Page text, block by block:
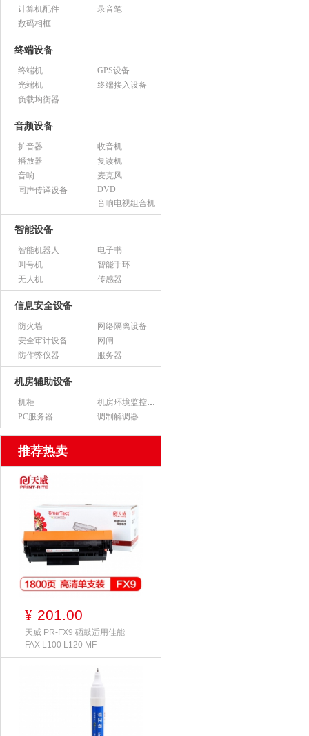
计算机配件
录音笔
数码相框
终端设备
终端机
GPS设备
光端机
终端接入设备
负载均衡器
音频设备
扩音器
收音机
播放器
复读机
音响
麦克风
同声传译设备
DVD
音响电视组合机
智能设备
智能机器人
电子书
叫号机
智能手环
无人机
传感器
信息安全设备
防火墙
网络隔离设备
安全审计设备
网闸
防作弊仪器
服务器
机房辅助设备
机柜
机房环境监控设备
PC服务器
调制解调器
推荐热卖
¥ 201.00
天威 PR-FX9 硒鼓适用佳能
FAX L100 L120 MF